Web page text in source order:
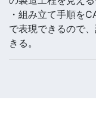
・組み立て手順を
で表現できるので
きる。